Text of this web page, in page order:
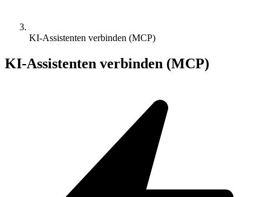
KI-Assistenten verbinden (MCP)
KI-Assistenten verbinden (MCP)